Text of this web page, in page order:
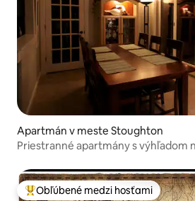
Apartmán v meste Stoughton
Priestranné apartmány s výhľadom
Najobľúbenejšie medzi hosťami
Obľúbené medzi hosťami